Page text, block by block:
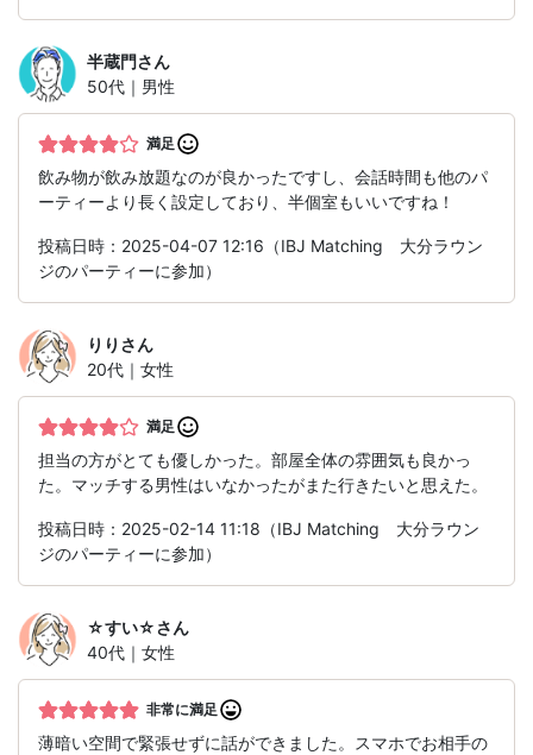
半蔵門さん
50代｜男性
満足
飲み物が飲み放題なのが良かったですし、会話時間も他のパ
ーティーより長く設定しており、半個室もいいですね！
投稿日時：2025-04-07 12:16（IBJ Matching 大分ラウン
ジのパーティーに参加）
りり さん
20代｜女性
満足
担当の方がとても優しかった。部屋全体の雰囲気も良かっ
た。マッチする男性はいなかったがまた行きたいと思えた。
投稿日時：2025-02-14 11:18（IBJ Matching 大分ラウン
ジのパーティーに参加）
☆すい☆さん
40代｜女性
非常に満足
薄暗い空間で緊張せずに話ができました。スマホでお相手の